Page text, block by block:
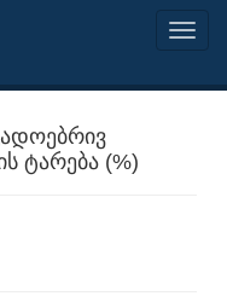
ტარება (%)